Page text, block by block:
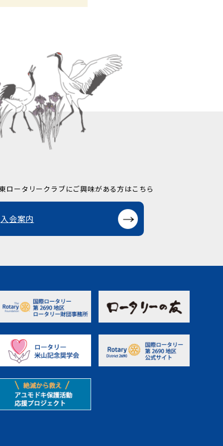
ロータリークラブにご興味がある方はこちら
入会案内